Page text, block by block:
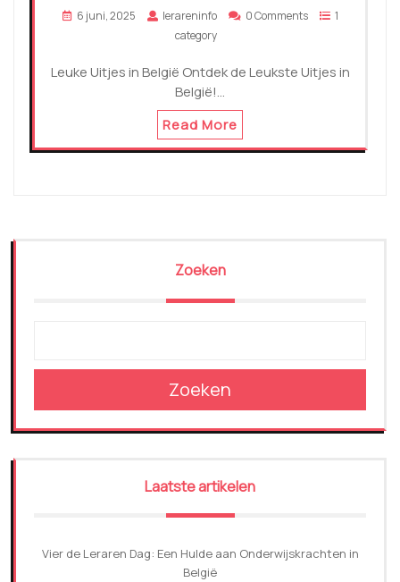
6 juni, 2025 lerareninfo 0 Comments
1
category
Leuke Uitjes in België Ontdek de Leukste Uitjes in
België!…
Read More
Zoeken
Zoeken
Laatste artikelen
Vier de Leraren Dag: Een Hulde aan Onderwijskrachten in
België